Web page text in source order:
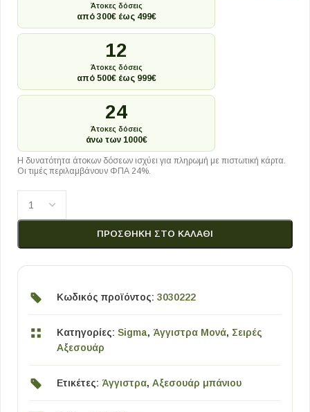
Άτοκες δόσεις
από 300€ έως 499€
12
Άτοκες δόσεις
από 500€ έως 999€
24
Άτοκες δόσεις
άνω των 1000€
Η δυνατότητα άτοκων δόσεων ισχύει για πληρωμή με πιστωτική κάρτα.
Οι τιμές περιλαμβάνουν ΦΠΑ 24%.
ΠΡΟΣΘΉΚΗ ΣΤΟ ΚΑΛΆΘΙ
Κωδικός προϊόντος: 3030222
Κατηγορίες: Sigma, Άγγιστρα Μονά, Σειρές
Αξεσουάρ
Ετικέτες: Άγγιστρα, Αξεσουάρ μπάνιου